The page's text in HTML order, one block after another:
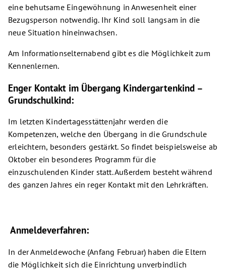
eine behutsame Eingewöhnung in Anwesenheit einer
Bezugsperson notwendig. Ihr Kind soll langsam in die
neue Situation hineinwachsen.
Am Informationselternabend gibt es die Möglichkeit zum
Kennenlernen.
Enger Kontakt im Übergang Kindergartenkind –
Grundschulkind:
Im letzten Kindertagesstättenjahr werden die
Kompetenzen, welche den Übergang in die Grundschule
erleichtern, besonders gestärkt. So findet beispielsweise ab
Oktober ein besonderes Programm für die
einzuschulenden Kinder statt. Außerdem besteht während
des ganzen Jahres ein reger Kontakt mit den Lehrkräften.
Anmeldeverfahren:
In der Anmeldewoche (Anfang Februar) haben die Eltern
die Möglichkeit sich die Einrichtung unverbindlich